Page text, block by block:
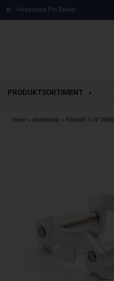
Husqvarna Pro Dealer
PRODUKTSORTIMENT
Hem » Webbutik » Filmall 1/4″ H00